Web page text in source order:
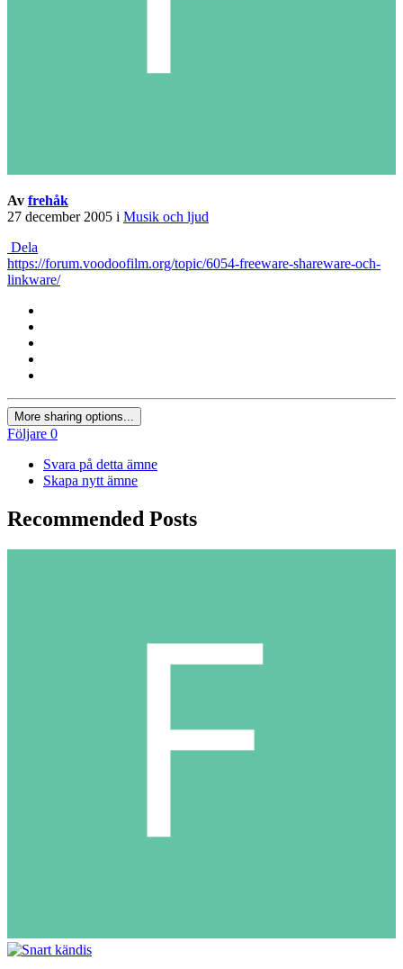
Av frehåk
27 december 2005 i Musik och ljud
Dela
https://forum.voodoofilm.org/topic/6054-freeware-shareware-och-
linkware/
More sharing options...
Följare 0
Svara på detta ämne
Skapa nytt ämne
Recommended Posts